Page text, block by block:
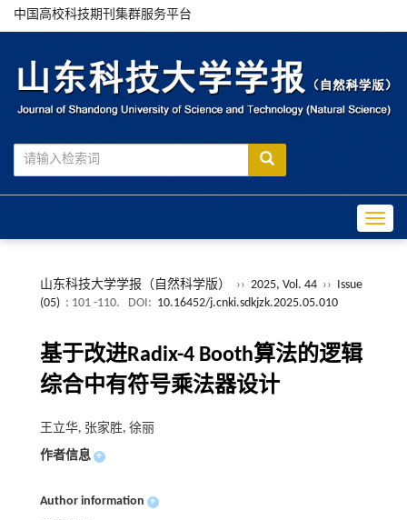
中国高校科技期刊集群服务平台
山东科技大学学报（自然科学版） ›› 2025, Vol. 44 ›› Issue
(05) : 101 -110. DOI: 10.16452/j.cnki.sdkjzk.2025.05.010
基于改进Radix-4 Booth算法的逻辑
综合中有符号乘法器设计
王立华, 张家胜, 徐丽
作者信息 +
Author information +